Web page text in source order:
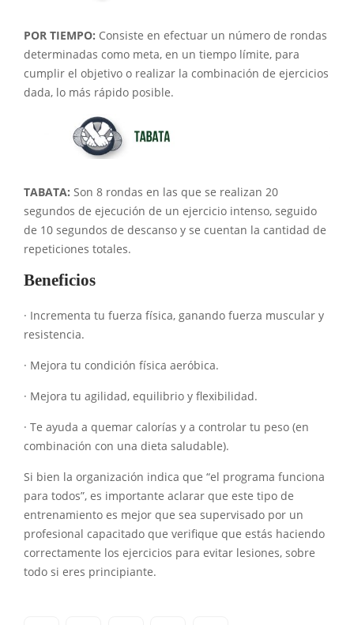
POR TIEMPO: Consiste en efectuar un número de rondas
determinadas como meta, en un tiempo límite, para
cumplir el objetivo o realizar la combinación de ejercicios
dada, lo más rápido posible.
TABATA: Son 8 rondas en las que se realizan 20
segundos de ejecución de un ejercicio intenso, seguido
de 10 segundos de descanso y se cuentan la cantidad de
repeticiones totales.
Beneficios
· Incrementa tu fuerza física, ganando fuerza muscular y
resistencia.
· Mejora tu condición física aeróbica.
· Mejora tu agilidad, equilibrio y flexibilidad.
· Te ayuda a quemar calorías y a controlar tu peso (en
combinación con una dieta saludable).
Si bien la organización indica que “el programa funciona
para todos”, es importante aclarar que este tipo de
entrenamiento es mejor que sea supervisado por un
profesional capacitado que verifique que estás haciendo
correctamente los ejercicios para evitar lesiones, sobre
todo si eres principiante.